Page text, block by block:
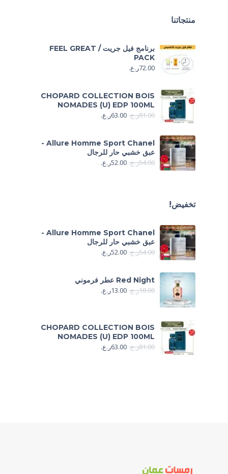
منتجاتنا
برنامج فيل جريت / FEEL GREAT
PACK
72.00ر.ع.
CHOPARD COLLECTION BOIS
NOMADES (U) EDP 100ML
81.00ر.ع. 63.00ر.ع.
Allure Homme Sport Chanel -
عبق خشبي حار للرجال
54.00ر.ع. 52.00ر.ع.
تخفيض!
Allure Homme Sport Chanel -
عبق خشبي حار للرجال
54.00ر.ع. 52.00ر.ع.
Red Night عطر فرموني
18.00ر.ع. 13.00ر.ع.
CHOPARD COLLECTION BOIS
NOMADES (U) EDP 100ML
81.00ر.ع. 63.00ر.ع.